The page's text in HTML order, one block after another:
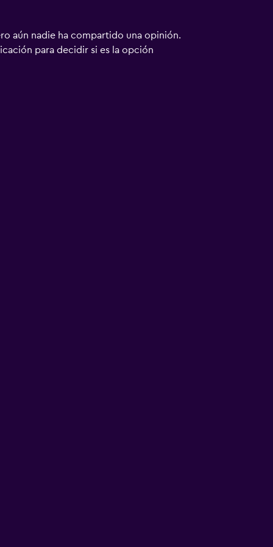
aún nadie ha compartido una opinión.
para decidir si es la opción